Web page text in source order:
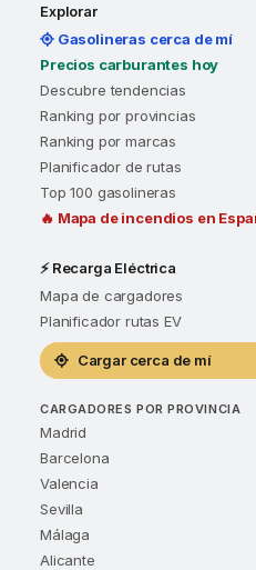
Explorar
Gasolineras cerca de mí
Precios carburantes hoy
Descubre tendencias
Ranking por provincias
Ranking por marcas
Planificador de rutas
Top 100 gasolineras
🔥 Mapa de incendios en
⚡ Recarga Eléctrica
Mapa de cargadores
Planificador rutas EV
Cargar cerca de mí
CARGADORES POR PROVINCIA
Madrid
Barcelona
Valencia
Sevilla
Málaga
Alicante